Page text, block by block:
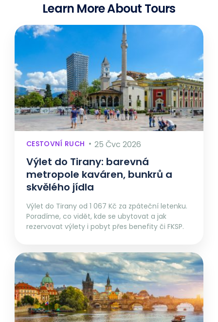
Learn More About Tours
CESTOVNÍ RUCH 25 Čvc 2026
Výlet do Tirany: barevná
metropole kaváren, bunkrů a
skvělého jídla
Výlet do Tirany od 1 067 Kč za zpáteční letenku.
Poradíme, co vidět, kde se ubytovat a jak
rezervovat výlety i pobyt přes benefity či FKSP.